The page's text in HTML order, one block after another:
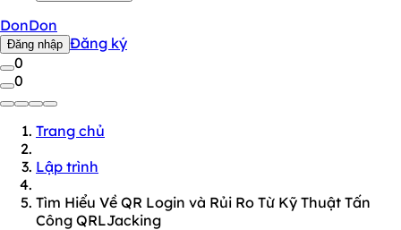
DonDon
Đăng nhập Đăng ký
0
0
Trang chủ
Lập trình
Tìm Hiểu Về QR Login và Rủi Ro Từ Kỹ Thuật Tấn
Công QRLJacking